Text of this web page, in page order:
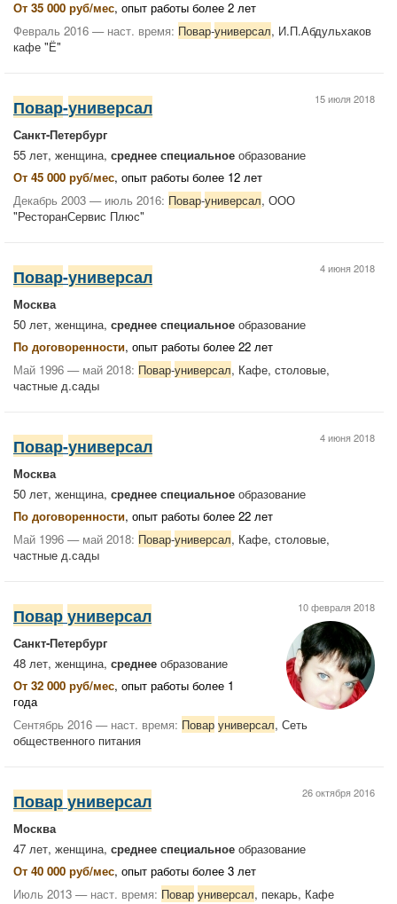
От 35 000 руб/мес, опыт работы более 2 лет
Февраль 2016 — наст. время: Повар-универсал, И.П.Абдульхаков
кафе "Ё"
15 июля 2018
Повар-универсал
Санкт-Петербург
55 лет, женщина, среднее специальное образование
От 45 000 руб/мес, опыт работы более 12 лет
Декабрь 2003 — июль 2016: Повар-универсал, ООО
"РесторанСервис Плюс"
4 июня 2018
Повар-универсал
Москва
50 лет, женщина, среднее специальное образование
По договоренности, опыт работы более 22 лет
Май 1996 — май 2018: Повар-универсал, Кафе, столовые,
частные д.сады
4 июня 2018
Повар-универсал
Москва
50 лет, женщина, среднее специальное образование
По договоренности, опыт работы более 22 лет
Май 1996 — май 2018: Повар-универсал, Кафе, столовые,
частные д.сады
10 февраля 2018
Повар универсал
Санкт-Петербург
48 лет, женщина, среднее образование
От 32 000 руб/мес, опыт работы более 1
года
Сентябрь 2016 — наст. время: Повар универсал, Сеть
общественного питания
26 октября 2016
Повар универсал
Москва
47 лет, женщина, среднее специальное образование
От 40 000 руб/мес, опыт работы более 3 лет
Июль 2013 — наст. время: Повар универсал, пекарь, Кафе